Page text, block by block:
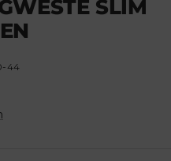
SLIM
44